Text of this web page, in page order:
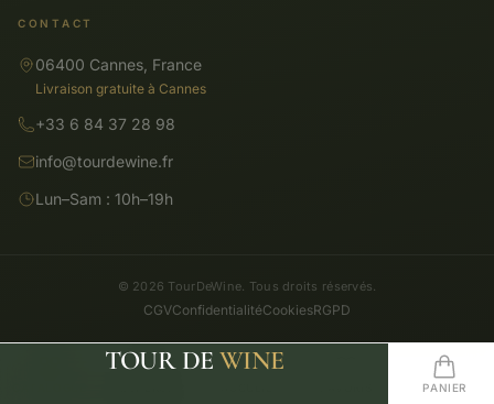
CONTACT
06400 Cannes, France
Livraison gratuite à Cannes
+33 6 84 37 28 98
info@tourdewine.fr
Lun–Sam : 10h–19h
© 2026 TourDeWine. Tous droits réservés.
CGVConfidentialitéCookiesRGPD
PANIER
TOUR DE WINE